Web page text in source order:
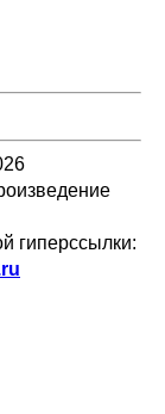
гиперссылки: